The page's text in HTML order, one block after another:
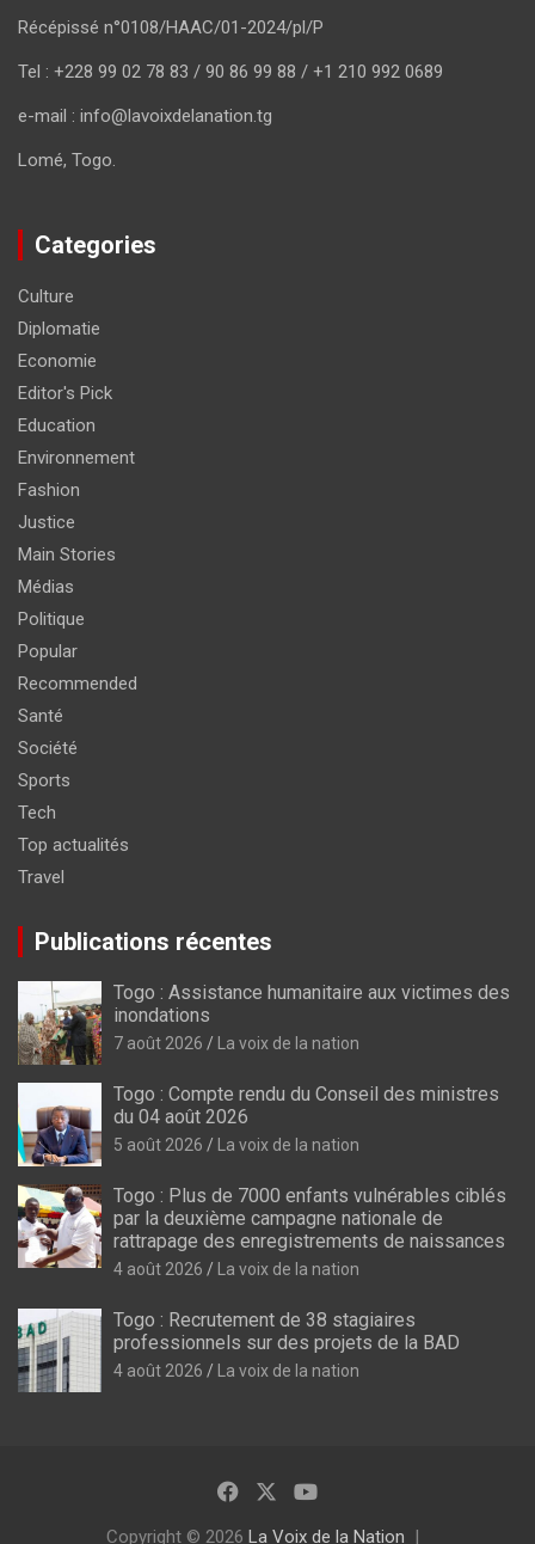
Récépissé n°0108/HAAC/01-2024/pl/P
Tel : +228 99 02 78 83 / 90 86 99 88 / +1 210 992 0689
e-mail : info@lavoixdelanation.tg
Lomé, Togo.
Categories
Culture
Diplomatie
Economie
Editor's Pick
Education
Environnement
Fashion
Justice
Main Stories
Médias
Politique
Popular
Recommended
Santé
Société
Sports
Tech
Top actualités
Travel
Publications récentes
Togo : Assistance humanitaire aux victimes des
inondations
7 août 2026 La voix de la nation
Togo : Compte rendu du Conseil des ministres
du 04 août 2026
5 août 2026 La voix de la nation
Togo : Plus de 7000 enfants vulnérables ciblés
par la deuxième campagne nationale de
rattrapage des enregistrements de naissances
4 août 2026 La voix de la nation
Togo : Recrutement de 38 stagiaires
professionnels sur des projets de la BAD
4 août 2026 La voix de la nation
Copyright © 2026 La Voix de la Nation